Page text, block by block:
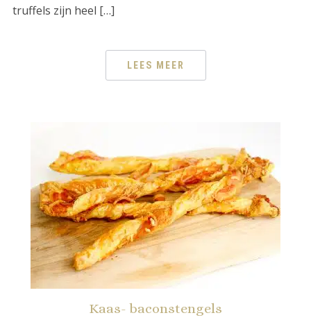
truffels zijn heel […]
LEES MEER
Kaas- baconstengels